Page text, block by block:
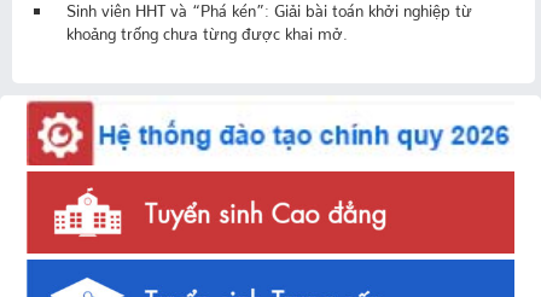
Sinh viên HHT và “Phá kén”: Giải bài toán khởi nghiệp từ
khoảng trống chưa từng được khai mở.